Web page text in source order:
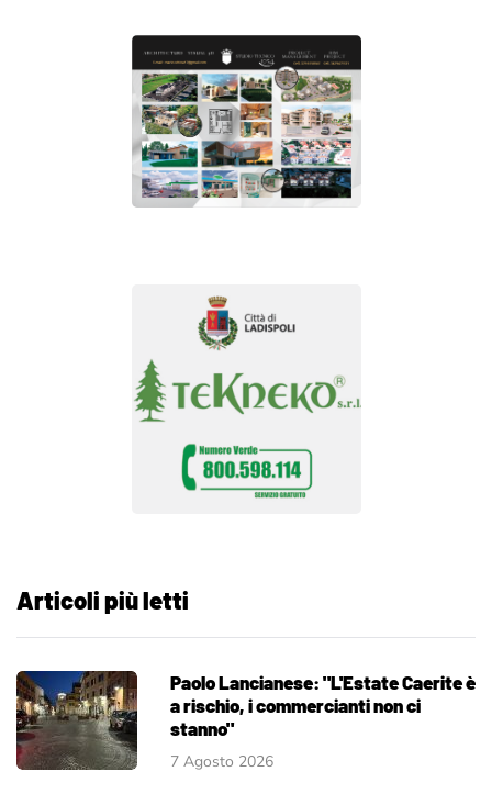
Articoli più letti
Paolo Lancianese: "L'Estate Caerite è
a rischio, i commercianti non ci
stanno"
7 Agosto 2026